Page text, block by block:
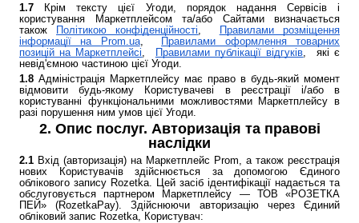
1.7 Крім тексту цієї Угоди, порядок надання Сервісів і
користування Маркетплейсом та/або Сайтами визначається
також Політикою конфіденційності
Правилами розміщення
інформації на Prom.ua, Правилами оформлення товарних
позицій на Маркетплейсі
Правилами публікації відгуків , які є
невід'ємною частиною цієї Угоди.
1.8 Адміністрація Маркетплейсу має право в будь-який момент
відмовити будь-якому Користувачеві в реєстрації і/або в
користуванні функціональними можливостями Маркетплейсу в
разі порушення ним умов цієї Угоди.
2. Опис послуг. Авторизація та правові
наслідки
2.1 Вхід (авторизація) на Маркетплейс Prom, а також реєстрація
нових Користувачів здійснюється за допомогою Єдиного
облікового запису Rozetka. Цей засіб ідентифікації надається та
обслуговується партнером Маркетплейсу — ТОВ «РОЗЕТКА
ПЕЙ» (RozetkaPay). Здійснюючи авторизацію через Єдиний
обліковий запис Rozetka, Користувач: